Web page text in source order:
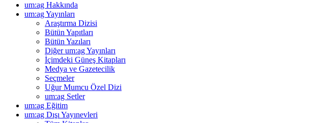
um:ag Hakkında
um:ag Yayınları
Araştırma Dizisi
Bütün Yapıtları
Bütün Yazıları
Diğer um:ag Yayınları
İçimdeki Güneş Kitapları
Medya ve Gazetecilik
Seçmeler
Uğur Mumcu Özel Dizi
um:ag Setler
um:ag Eğitim
um:ag Dışı Yayınevleri